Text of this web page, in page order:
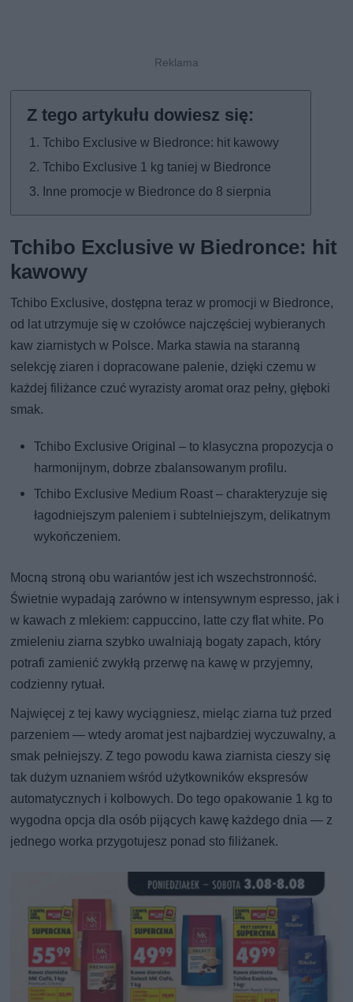
Tchibo Exclusive w Biedronce: hit kawowy
Tchibo Exclusive 1 kg taniej w Biedronce
Inne promocje w Biedronce do 8 sierpnia
Tchibo Exclusive w Biedronce: hit
kawowy
Tchibo Exclusive, dostępna teraz w promocji w Biedronce,
od lat utrzymuje się w czołówce najczęściej wybieranych
kaw ziarnistych w Polsce. Marka stawia na staranną
selekcję ziaren i dopracowane palenie, dzięki czemu w
każdej filiżance czuć wyrazisty aromat oraz pełny, głęboki
smak.
Tchibo Exclusive Original – to klasyczna propozycja o
harmonijnym, dobrze zbalansowanym profilu.
Tchibo Exclusive Medium Roast – charakteryzuje się
łagodniejszym paleniem i subtelniejszym, delikatnym
wykończeniem.
Mocną stroną obu wariantów jest ich wszechstronność.
Świetnie wypadają zarówno w intensywnym espresso, jak i
w kawach z mlekiem: cappuccino, latte czy flat white. Po
zmieleniu ziarna szybko uwalniają bogaty zapach, który
potrafi zamienić zwykłą przerwę na kawę w przyjemny,
codzienny rytuał.
Najwięcej z tej kawy wyciągniesz, mieląc ziarna tuż przed
parzeniem — wtedy aromat jest najbardziej wyczuwalny, a
smak pełniejszy. Z tego powodu kawa ziarnista cieszy się
tak dużym uznaniem wśród użytkowników ekspresów
automatycznych i kolbowych. Do tego opakowanie 1 kg to
wygodna opcja dla osób pijących kawę każdego dnia — z
jednego worka przygotujesz ponad sto filiżanek.